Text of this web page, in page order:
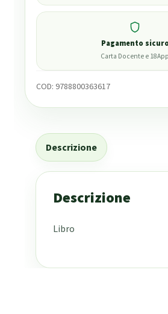
Pagamento
Carta Docente e 18App
COD: 9788800363617
Descrizione
Descrizione
Libro